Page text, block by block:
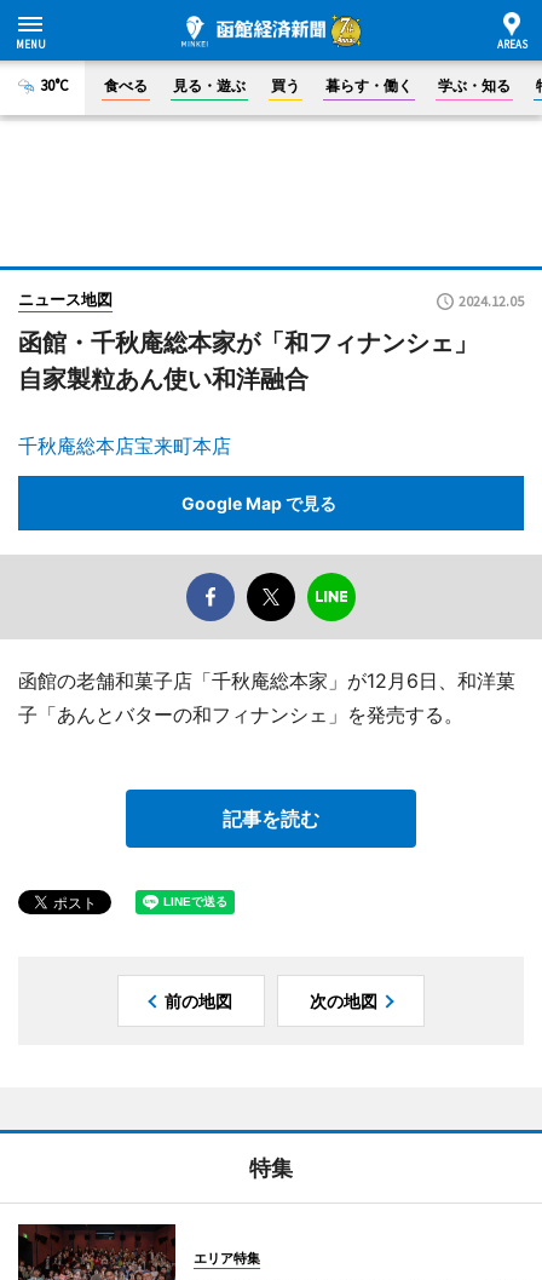
30°C 食べる 見る・遊ぶ 買う 暮らす・働く 学ぶ・知る
ニュース地図 2024.12.05
函館・千秋庵総本家が「和フィナンシェ」
自家製粒あん使い和洋融合
千秋庵総本店宝来町本店
Google Map で見る
函館の老舗和菓子店「千秋庵総本家」が12月6日、和洋菓
子「あんとバターの和フィナンシェ」を発売する。
記事を読む
前の地図 次の地図
特集
エリア特集